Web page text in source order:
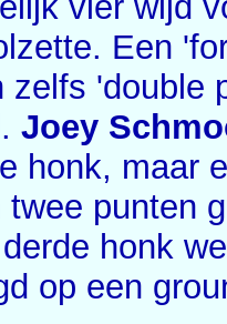
Een
zelfs 'double
Joey
honk, maar
twee punten
honk
op een